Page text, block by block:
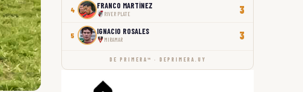
4 FRANCO MARTÍNEZ
RIVER PLATE 3
5 IGNACIO ROSALES
MIRAMAR 3
DE PRIMERA™ · DEPRIMERA.UY